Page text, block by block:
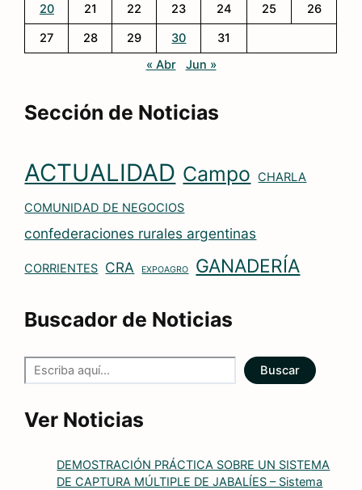
20
21 22 23 24 25
26
27
28 29 30
31
« Abr
Jun »
Sección de Noticias
ACTUALIDAD Campo CHARLA
COMUNIDAD DE NEGOCIOS
confederaciones rurales argentinas
CORRIENTES CRA EXPOAGRO GANADERÍA
Buscador de Noticias
Buscar
Ver Noticias
DEMOSTRACIÓN PRÁCTICA SOBRE UN SISTEMA
DE CAPTURA MÚLTIPLE DE JABALÍES – Sistema